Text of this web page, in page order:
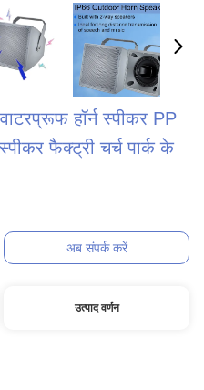
हॉर्न स्पीकर PP
फैक्ट्री चर्च पार्क के
अब संपर्क करें
उत्पाद वर्णन